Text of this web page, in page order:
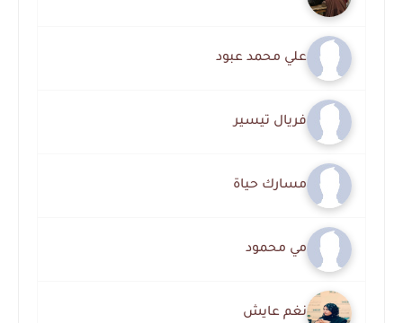
علي محمد عبود
فريال تيسير
مسارك حياة
مي محمود
نغم عايش